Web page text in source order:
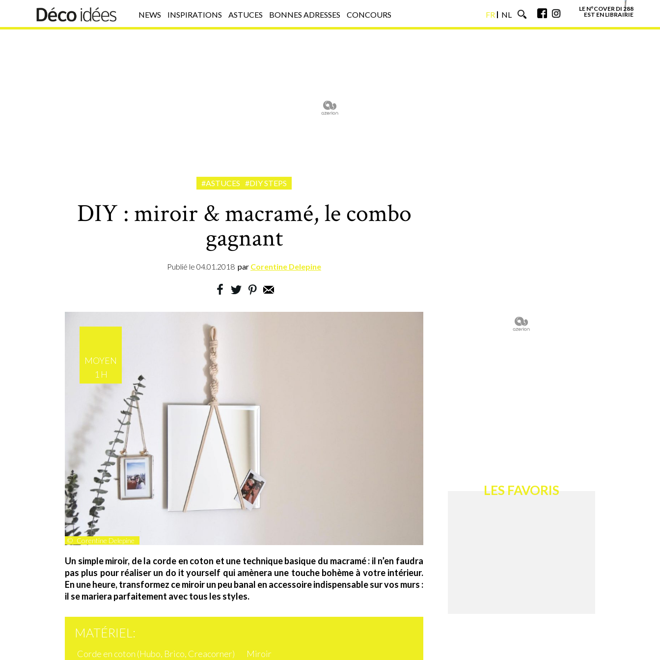
NEWS INSPIRATIONS ASTUCES BONNES ADRESSES CONCOURS
FR
NL
LE N°COVER DI 288
EST EN LIBRAIRIE
#ASTUCES #DIY STEPS
DIY : miroir & macramé, le combo
gagnant
Publié le 04.01.2018 par Corentine Delepine
MOYEN
1 H
© Corentine Delepine
Un simple miroir, de la corde en coton et une technique basique du macramé : il n’en faudra
pas plus pour réaliser un do it yourself qui amènera une touche bohème à votre intérieur.
En une heure, transformez ce miroir un peu banal en accessoire indispensable sur vos murs :
il se mariera parfaitement avec tous les styles.
MATÉRIEL:
Corde en coton (Hubo, Brico, Creacorner)
Miroir
LES FAVORIS